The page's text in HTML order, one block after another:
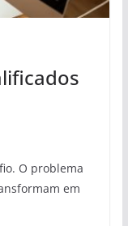
O problema
em